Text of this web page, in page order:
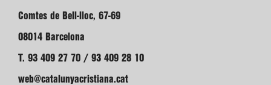
Comtes de Bell-lloc, 67-69
08014 Barcelona
T. 93 409 27 70 / 93 409 28 10
web@catalunyacristiana.cat